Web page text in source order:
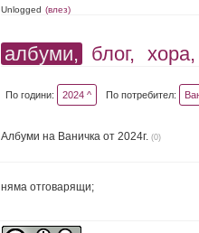
Unlogged (влез)
албуми, блог, хора,
По години: 2024 ^ По потребител:
Албуми на Ваничка от 2024г. (0)
няма отговарящи;